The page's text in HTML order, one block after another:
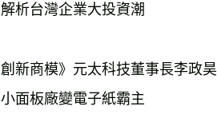
解析台灣企業大投資潮
創新商模》元太科技董事長李政昊
小面板廠變電子紙霸主